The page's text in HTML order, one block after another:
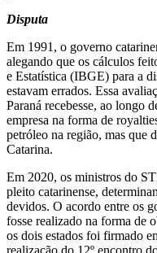
Disputa
Em 1991, o governo
alegando que os cálculos
e Estatística (IBGE) para a
estavam errados. Essa
Paraná recebesse, ao longo
empresa na forma de
petróleo na região, mas que
Catarina.
Em 2020, os ministros do
pleito catarinense,
devidos. O acordo entre os
fosse realizado na forma de
os dois estados foi firmado